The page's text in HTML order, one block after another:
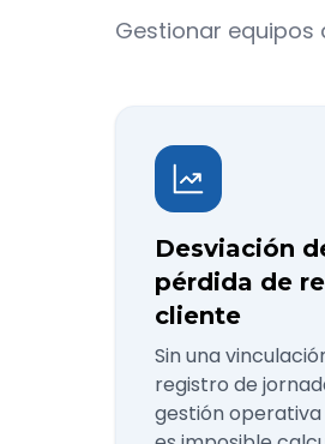
Gestionar equipos
Desviación
pérdida de
cliente
Sin una
registro de
gestión